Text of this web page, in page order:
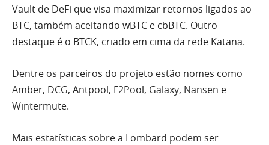
Vault de DeFi que visa maximizar retornos ligados ao
BTC, também aceitando wBTC e cbBTC. Outro
destaque é o BTCK, criado em cima da rede Katana.
Dentre os parceiros do projeto estão nomes como
Amber, DCG, Antpool, F2Pool, Galaxy, Nansen e
Wintermute.
Mais estatísticas sobre a Lombard podem ser